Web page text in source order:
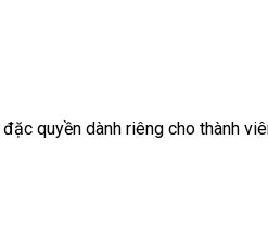
quyền dành riêng cho thành